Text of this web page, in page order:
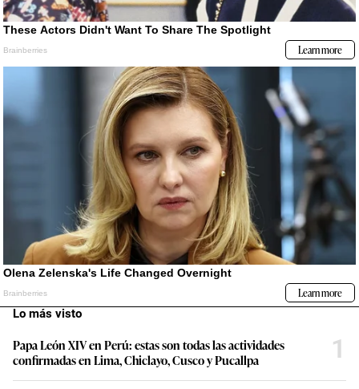
Lo más visto
Papa León XIV en Perú: estas son todas las actividades
confirmadas en Lima, Chiclayo, Cusco y Pucallpa
1